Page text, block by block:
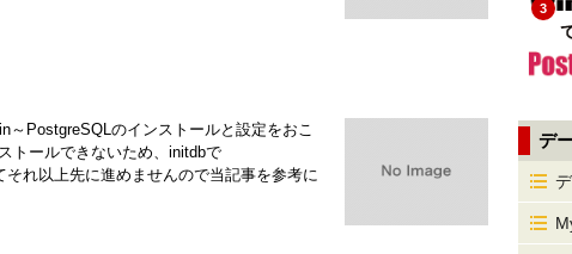
～PostgreSQLのインストールと設定をおこ
トールできないため、initdbで
れ以上先に進めませんので当記事を参考に
3
デ